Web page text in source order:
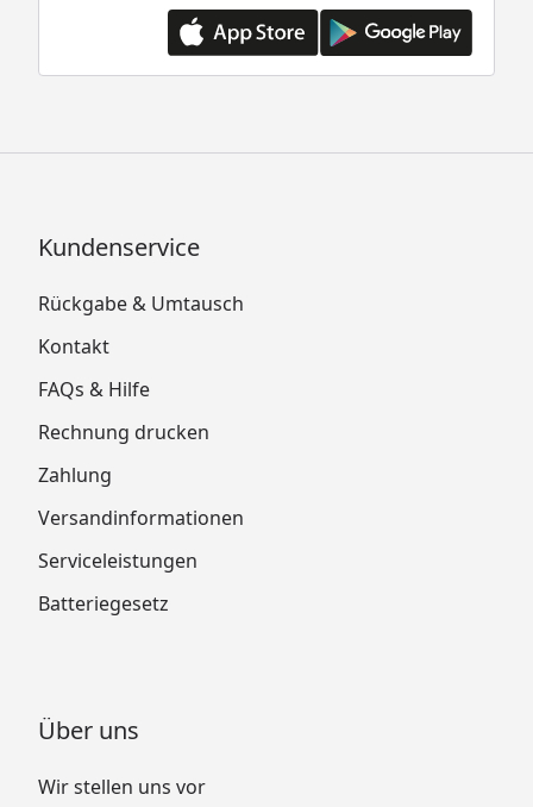
Kundenservice
Rückgabe & Umtausch
Kontakt
FAQs & Hilfe
Rechnung drucken
Zahlung
Versandinformationen
Serviceleistungen
Batteriegesetz
Über uns
Wir stellen uns vor